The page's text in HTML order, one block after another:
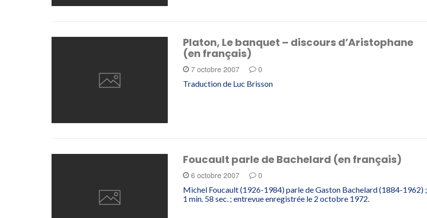
Platon, Le banquet – discours d’Aristophane
(en français)
7 octobre 2007 0
Traduction de Luc Brisson
Foucault parle de Bachelard (en français)
6 octobre 2007 0
Michel Foucault (1926-1984) parle de Gaston Bachelard (1884-1962) ;
1 min. 58 sec. ; entrevue enregistrée le 2 octobre 1972.